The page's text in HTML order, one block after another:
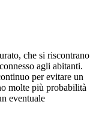
che si riscontrano
agli abitanti.
per evitare un
molte più probabilità
eventuale